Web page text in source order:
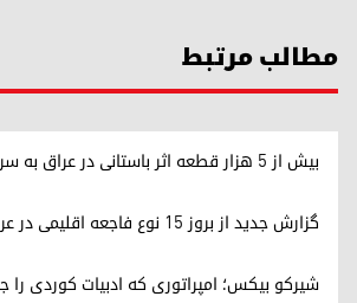
مطالب مرتبط
بیش از ۵ هزار قطعه اثر باستانی در عراق به سرقت رفته است
گزارش جدید از بروز ۱۵ نوع فاجعه اقلیمی در عراق
شیرکو بیکس؛ امپراتوری کە ادبیات کوردی را